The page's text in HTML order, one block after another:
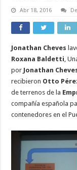
Abr 18, 2016
Jonathan Cheves
Roxana Baldetti,
por Jonathan
recibieron Otto
de terrenos de la
compañía española
contenedores en el